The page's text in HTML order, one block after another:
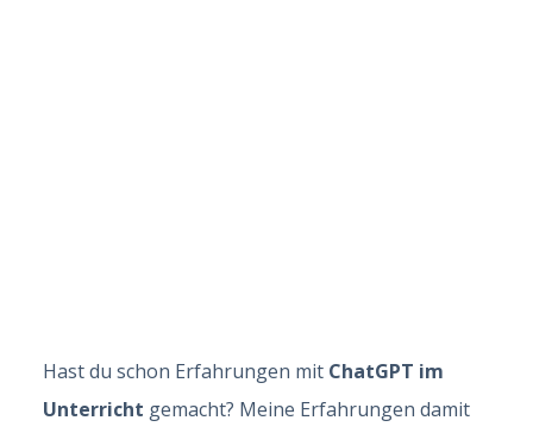
Hast du schon Erfahrungen mit ChatGPT im
Unterricht gemacht? Meine Erfahrungen damit